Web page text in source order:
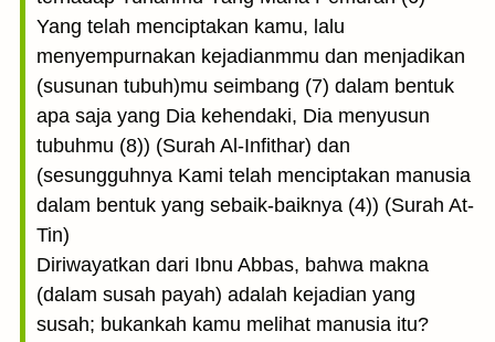
Yang telah menciptakan kamu, lalu
menyempurnakan kejadianmmu dan menjadikan
(susunan tubuh)mu seimbang (7) dalam bentuk
apa saja yang Dia kehendaki, Dia menyusun
tubuhmu (8)) (Surah Al-Infithar) dan
(sesungguhnya Kami telah menciptakan manusia
dalam bentuk yang sebaik-baiknya (4)) (Surah At-
Tin)
Diriwayatkan dari Ibnu Abbas, bahwa makna
(dalam susah payah) adalah kejadian yang
susah; bukankah kamu melihat manusia itu?